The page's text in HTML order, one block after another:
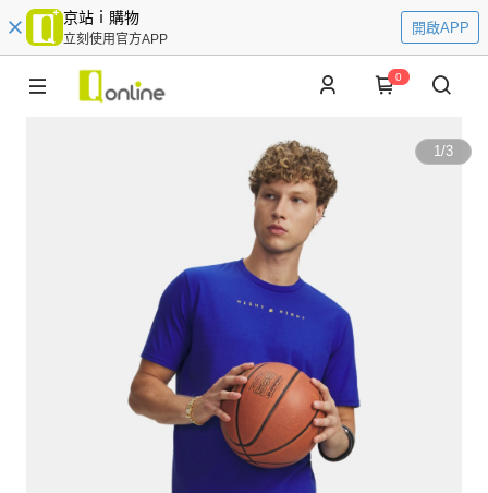
京站ｉ購物
立刻使用官方APP
開啟APP
0
1/3